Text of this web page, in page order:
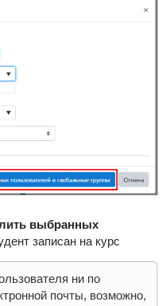
выбранных
записан на курс
ни по
почты, возможно,